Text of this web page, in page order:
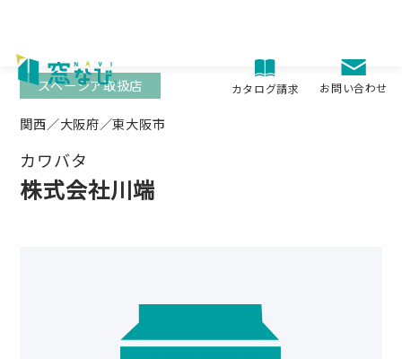
content
カタログ請求 お問い合わせ
関西／大阪府／東大阪市
カワバタ
株式会社川端
スペーシア取扱店